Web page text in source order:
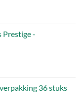
Prestige -
36 stuks